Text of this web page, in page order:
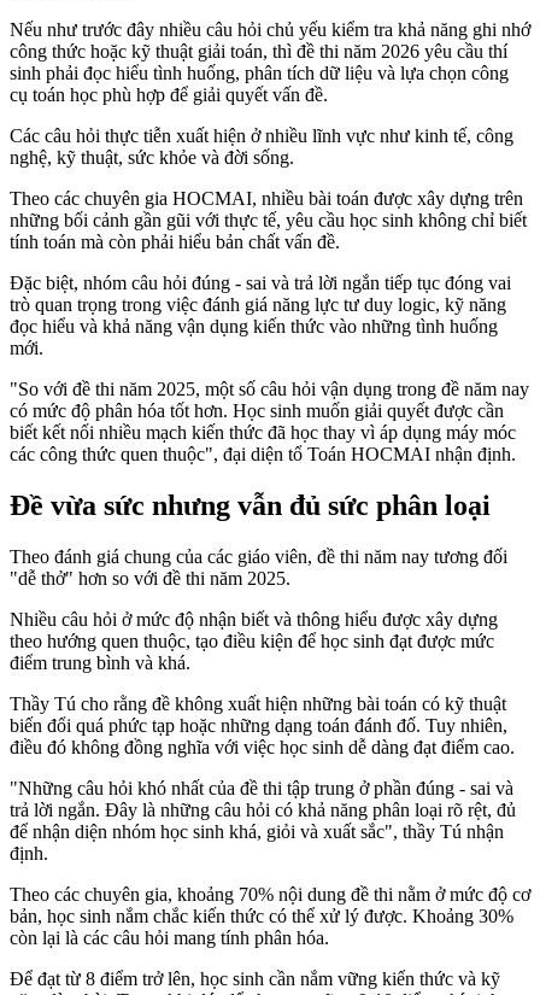
Nếu như trước đây nhiều câu hỏi chủ yếu kiểm tra khả năng ghi nhớ
công thức hoặc kỹ thuật giải toán, thì đề thi năm 2026 yêu cầu thí
sinh phải đọc hiểu tình huống, phân tích dữ liệu và lựa chọn công
cụ toán học phù hợp để giải quyết vấn đề.
Các câu hỏi thực tiễn xuất hiện ở nhiều lĩnh vực như kinh tế, công
nghệ, kỹ thuật, sức khỏe và đời sống.
Theo các chuyên gia HOCMAI, nhiều bài toán được xây dựng trên
những bối cảnh gần gũi với thực tế, yêu cầu học sinh không chỉ biết
tính toán mà còn phải hiểu bản chất vấn đề.
Đặc biệt, nhóm câu hỏi đúng - sai và trả lời ngắn tiếp tục đóng vai
trò quan trọng trong việc đánh giá năng lực tư duy logic, kỹ năng
đọc hiểu và khả năng vận dụng kiến thức vào những tình huống
mới.
"So với đề thi năm 2025, một số câu hỏi vận dụng trong đề năm nay
có mức độ phân hóa tốt hơn. Học sinh muốn giải quyết được cần
biết kết nối nhiều mạch kiến thức đã học thay vì áp dụng máy móc
các công thức quen thuộc", đại diện tổ Toán HOCMAI nhận định.
Đề vừa sức nhưng vẫn đủ sức phân loại
Theo đánh giá chung của các giáo viên, đề thi năm nay tương đối
"dễ thở" hơn so với đề thi năm 2025.
Nhiều câu hỏi ở mức độ nhận biết và thông hiểu được xây dựng
theo hướng quen thuộc, tạo điều kiện để học sinh đạt được mức
điểm trung bình và khá.
Thầy Tú cho rằng đề không xuất hiện những bài toán có kỹ thuật
biến đổi quá phức tạp hoặc những dạng toán đánh đố. Tuy nhiên,
điều đó không đồng nghĩa với việc học sinh dễ dàng đạt điểm cao.
"Những câu hỏi khó nhất của đề thi tập trung ở phần đúng - sai và
trả lời ngắn. Đây là những câu hỏi có khả năng phân loại rõ rệt, đủ
để nhận diện nhóm học sinh khá, giỏi và xuất sắc", thầy Tú nhận
định.
Theo các chuyên gia, khoảng 70% nội dung đề thi nằm ở mức độ cơ
bản, học sinh nắm chắc kiến thức có thể xử lý được. Khoảng 30%
còn lại là các câu hỏi mang tính phân hóa.
Để đạt từ 8 điểm trở lên, học sinh cần nắm vững kiến thức và kỹ